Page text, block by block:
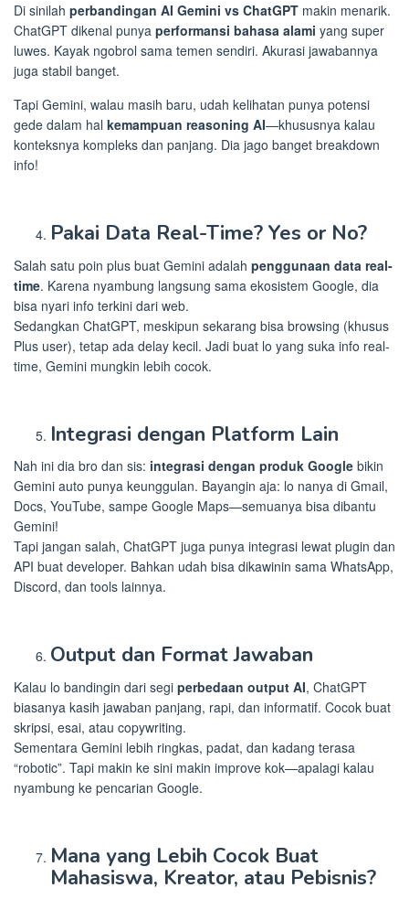
Di sinilah perbandingan AI Gemini vs ChatGPT makin menarik.
ChatGPT dikenal punya performansi bahasa alami yang super
luwes. Kayak ngobrol sama temen sendiri. Akurasi jawabannya
juga stabil banget.
Tapi Gemini, walau masih baru, udah kelihatan punya potensi
gede dalam hal kemampuan reasoning AI—khususnya kalau
konteksnya kompleks dan panjang. Dia jago banget breakdown
info!
Pakai Data Real-Time? Yes or No?
Salah satu poin plus buat Gemini adalah penggunaan data real-
time. Karena nyambung langsung sama ekosistem Google, dia
bisa nyari info terkini dari web.
Sedangkan ChatGPT, meskipun sekarang bisa browsing (khusus
Plus user), tetap ada delay kecil. Jadi buat lo yang suka info real-
time, Gemini mungkin lebih cocok.
Integrasi dengan Platform Lain
Nah ini dia bro dan sis: integrasi dengan produk Google bikin
Gemini auto punya keunggulan. Bayangin aja: lo nanya di Gmail,
Docs, YouTube, sampe Google Maps—semuanya bisa dibantu
Gemini!
Tapi jangan salah, ChatGPT juga punya integrasi lewat plugin dan
API buat developer. Bahkan udah bisa dikawinin sama WhatsApp,
Discord, dan tools lainnya.
Output dan Format Jawaban
Kalau lo bandingin dari segi perbedaan output AI, ChatGPT
biasanya kasih jawaban panjang, rapi, dan informatif. Cocok buat
skripsi, esai, atau copywriting.
Sementara Gemini lebih ringkas, padat, dan kadang terasa
“robotic”. Tapi makin ke sini makin improve kok—apalagi kalau
nyambung ke pencarian Google.
Mana yang Lebih Cocok Buat
Mahasiswa, Kreator, atau Pebisnis?